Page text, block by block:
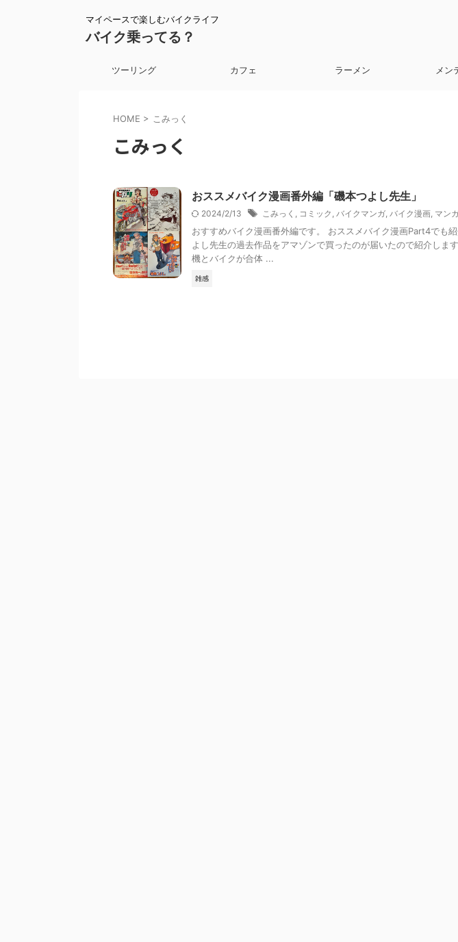
マイペースで楽しむバイクライフ
バイク乗ってる？
ツーリング カフェ ラーメン メン
HOME > こみっく
こみっく
おススメバイク漫画番外編「磯本つよし先生」
2024/2/13 こみっく , コミック , バイクマンガ, バイク漫画, マン
おすすめバイク漫画番外編です。 おススメバイク漫画Part4でも
よし先生の過去作品をアマゾンで買ったのが届いたので紹介しま
機とバイクが合体 ...
雑感